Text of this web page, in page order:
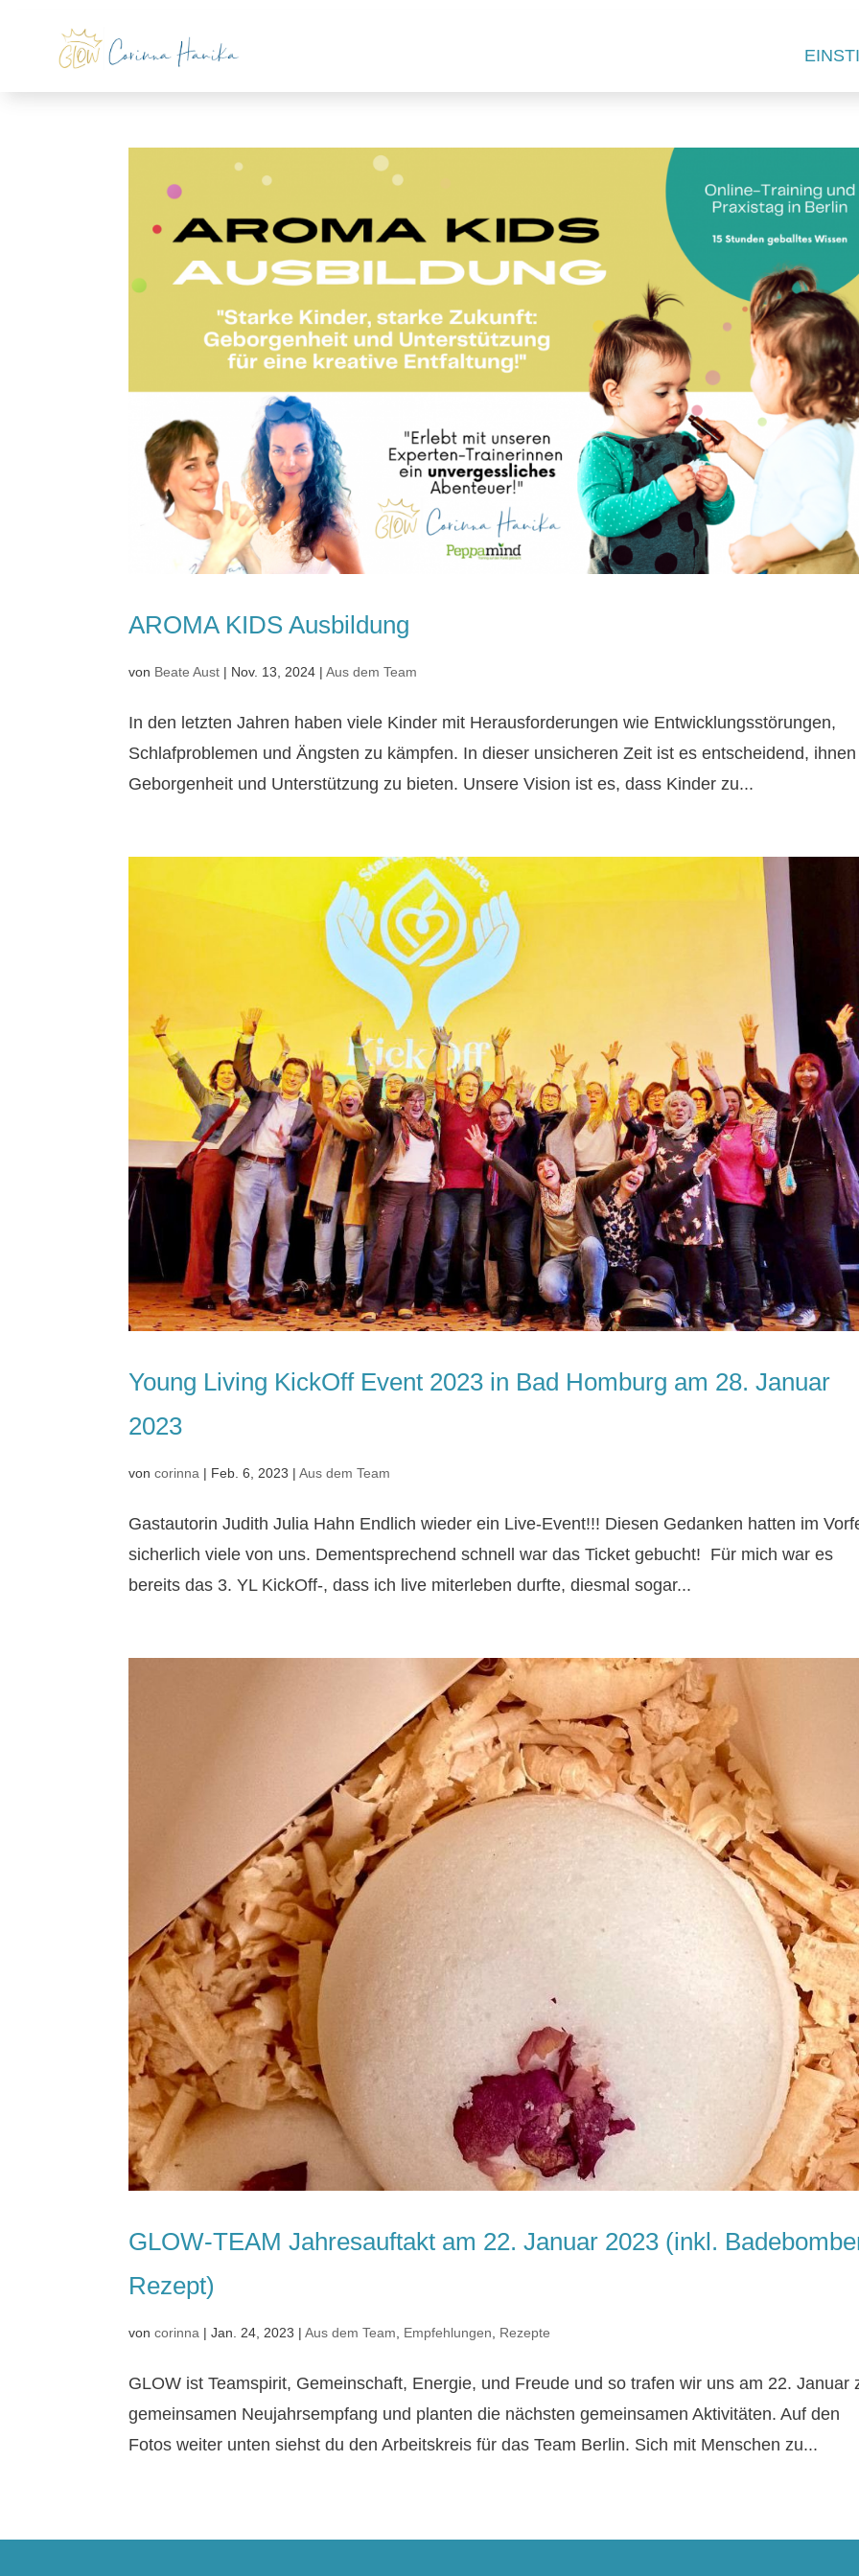
AROMA KIDS Ausbildung
von Beate Aust | Nov. 13, 2024 |Aus dem Team
In den letzten Jahren haben viele Kinder mit Herausforderungen wie Entwicklungsstörungen,
Schlafproblemen und Ängsten zu kämpfen. In dieser unsicheren Zeit ist es entscheidend, ihnen
Geborgenheit und Unterstützung zu bieten. Unsere Vision ist es, dass Kinder zu...
Young Living KickOff Event 2023 in Bad Homburg am 28. Januar
2023
voncorinna | Feb. 6, 2023 |Aus dem Team
Gastautorin Judith Julia Hahn Endlich wieder ein Live-Event!!! Diesen Gedanken hatten im
sicherlich viele von uns. Dementsprechend schnell war das Ticket gebucht! Für mich war es
bereits das 3. YL KickOff-, dass ich live miterleben durfte, diesmal sogar...
GLOW-TEAM Jahresauftakt am 22. Januar 2023 (inkl.
Rezept)
voncorinna |Jan. 24, 2023 |Aus dem Team, Empfehlungen, Rezepte
GLOW ist Teamspirit, Gemeinschaft, Energie, und Freude und so trafen wir uns am 22. Januar
gemeinsamen Neujahrsempfang und planten die nächsten gemeinsamen Aktivitäten. Auf den
Fotos weiter unten siehst du den Arbeitskreis für das Team Berlin. Sich mit Menschen zu...